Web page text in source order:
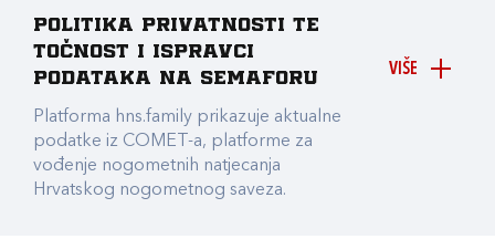
VIŠE
Politika privatnosti te
točnost i ispravci
podataka na Semaforu
Platforma hns.family prikazuje aktualne
podatke iz COMET-a, platforme za
vođenje nogometnih natjecanja
Hrvatskog nogometnog saveza.